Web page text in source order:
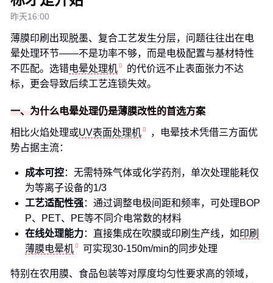
昨天16:00
薄膜印刷出现脱墨、复合工艺发生分层，问题往往出在电
晕处理环节——不是功率不够，而是电极配置与基材特性
不匹配。选错电晕处理机
的代价远不止表面张力不达
标，更会导致后续工艺连锁失效。
一、为什么电晕处理仍是薄膜改性的首选方案
相比火焰处理或UV表面处理机
，电晕技术凭借三方面优
势占据主流：
成本可控：无需特殊气体或化学药剂，单次处理能耗仅
为等离子设备的1/3
工艺适配性强：通过调整电极间距和频率，可处理BOP
P、PET、PE等不同介电常数的材料
在线处理能力：直接集成在吹膜或印刷生产线，如印刷
薄膜电晕机
可实现30-150m/min的同步处理
特别在农用膜、食品包装等对厚度均匀性要求高的领域，